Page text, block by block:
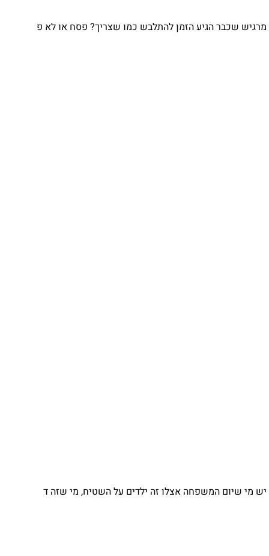
שכבר הגיע הזמן להתלבש כמו שצריך? פסח או לא פ
מי שיום המשפחה אצלו זה ילדים על השטיח, מי שזה ד